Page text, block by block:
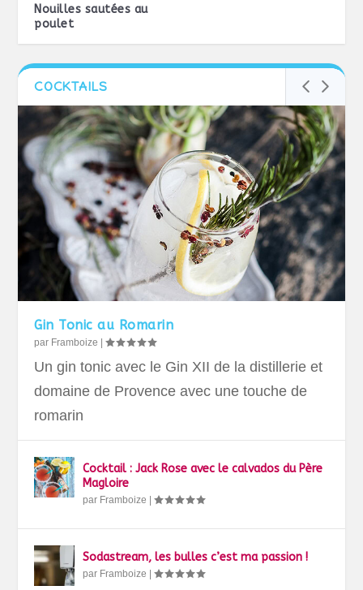
Nouilles sautées au
poulet
COCKTAILS
Gin Tonic au Romarin
par Framboize |
Un gin tonic avec le Gin XII de la distillerie et
domaine de Provence avec une touche de
romarin
Cocktail : Jack Rose avec le calvados du Père
Magloire
par Framboize |
Sodastream, les bulles c’est ma passion !
par Framboize |